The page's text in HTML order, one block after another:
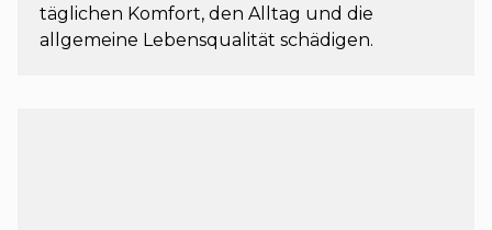
täglichen Komfort, den Alltag und die
allgemeine Lebensqualität schädigen.